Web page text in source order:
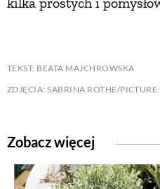
TEKST: BEATA MAJCHROWSKA
ZDJĘCIA: SABRINA ROTHE/PICTURE
Zobacz więcej